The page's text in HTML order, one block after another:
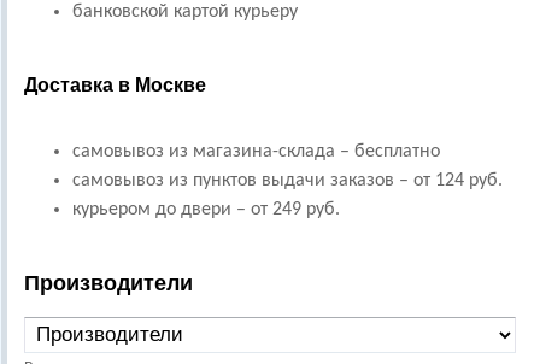
банковской картой курьеру
Доставка в Москве
самовывоз из магазина-склада – бесплатно
самовывоз из пунктов выдачи заказов – от 124 руб.
курьером до двери – от 249 руб.
Производители